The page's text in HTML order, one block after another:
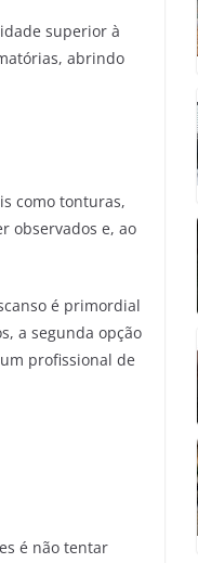
superior à
abrindo
como tonturas,
observados e, ao
é primordial
a segunda opção
profissional de
é não tentar